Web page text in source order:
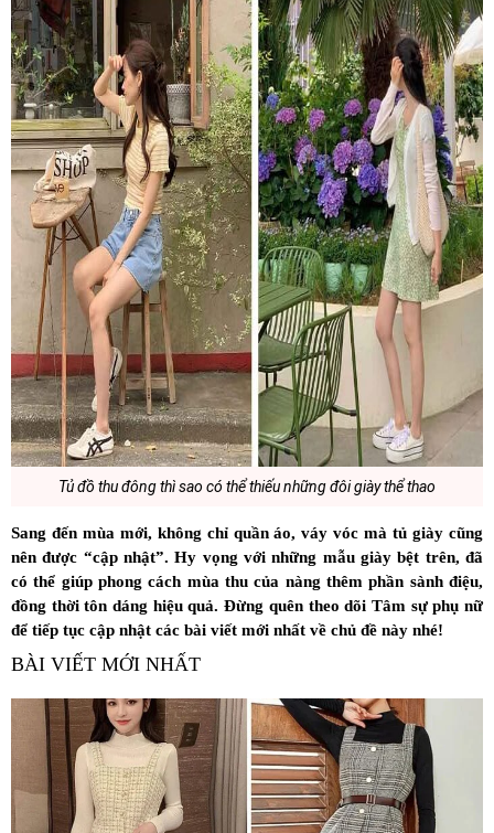
Tủ đồ thu đông thì sao có thể thiếu những đôi giày thể thao
Sang đến mùa mới, không chỉ quần áo, váy vóc mà tủ giày cũng
nên được “cập nhật”. Hy vọng với những mẫu giày bệt trên, đã
có thể giúp phong cách mùa thu của nàng thêm phần sành điệu,
đồng thời tôn dáng hiệu quả. Đừng quên theo dõi Tâm sự phụ nữ
để tiếp tục cập nhật các bài viết mới nhất về chủ đề này nhé!
BÀI VIẾT MỚI NHẤT